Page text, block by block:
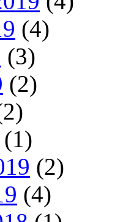
(4)
(3)
(2)
(1)
(2)
(4)